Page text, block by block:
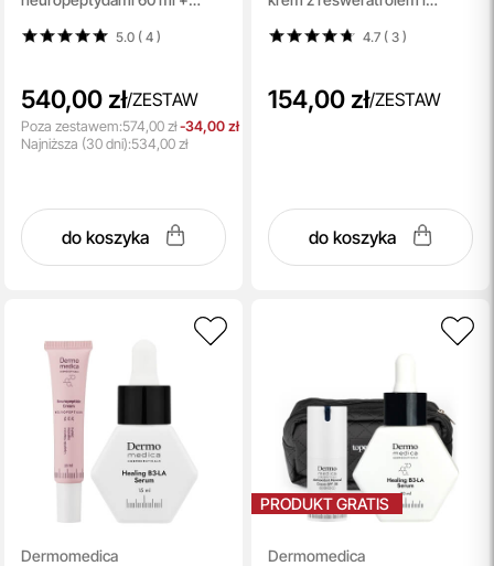
Serum
miedziowym, argireliną i beta-
5.0 ( 4)
540,00 zł/ZESTAW
Poza zestawem:574,00 zł-34,00 zł
Najniższa (30 dni):534,00 zł
do koszyka
Control Cleanser
60 ml
4.7 ( 3)
154,00 zł/ZESTAW
do koszyka
Dermomedica
PRODUKT GRATIS
Dermomedica